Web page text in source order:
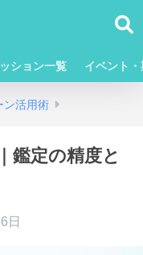
ション一覧 イベント
ン活用術
鑑定の精度と
日